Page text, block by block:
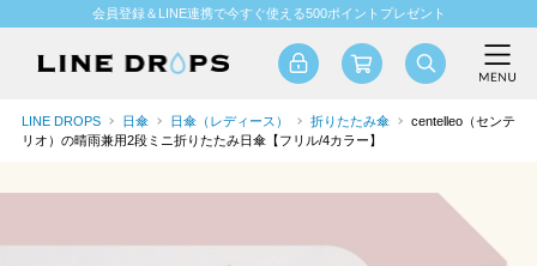
会員登録＆LINE連携で今すぐ使える500ポイントプレゼント
LINE DROPS 日傘 日傘（レディース） 折りたたみ傘
centelleo（センテ
リオ）の晴雨兼用2段ミニ折りたたみ日傘【フリル/4カラー】